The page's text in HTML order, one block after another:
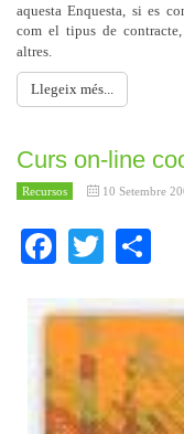
aquesta Enquesta, si es
com el tipus de
altres.
Llegeix més...
Curs on-line
Recursos 10 Setembre
Facebook